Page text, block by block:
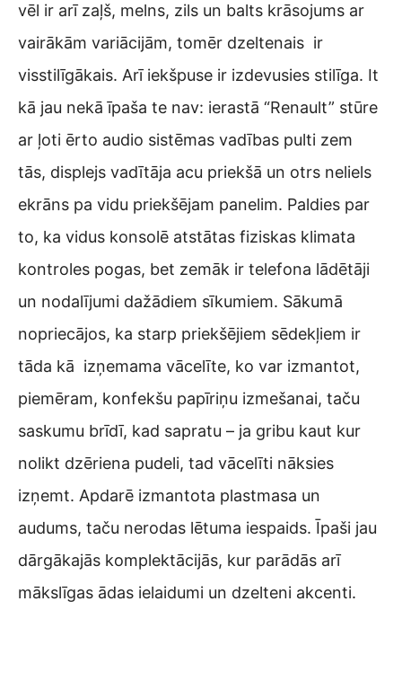
vēl ir arī zaļš, melns, zils un balts krāsojums ar
vairākām variācijām, tomēr dzeltenais ir
visstilīgākais. Arī iekšpuse ir izdevusies stilīga. It
kā jau nekā īpaša te nav: ierastā “Renault” stūre
ar ļoti ērto audio sistēmas vadības pulti zem
tās, displejs vadītāja acu priekšā un otrs neliels
ekrāns pa vidu priekšējam panelim. Paldies par
to, ka vidus konsolē atstātas fiziskas klimata
kontroles pogas, bet zemāk ir telefona lādētāji
un nodalījumi dažādiem sīkumiem. Sākumā
nopriecājos, ka starp priekšējiem sēdekļiem ir
tāda kā izņemama vācelīte, ko var izmantot,
piemēram, konfekšu papīriņu izmešanai, taču
saskumu brīdī, kad sapratu – ja gribu kaut kur
nolikt dzēriena pudeli, tad vācelīti nāksies
izņemt. Apdarē izmantota plastmasa un
audums, taču nerodas lētuma iespaids. Īpaši jau
dārgākajās komplektācijās, kur parādās arī
mākslīgas ādas ielaidumi un dzelteni akcenti.